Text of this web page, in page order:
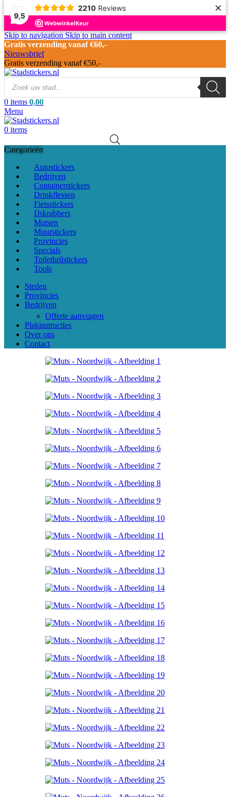
9,5
2210 Reviews ×
Skip to navigationSkip to main content
Gratis verzending vanaf €60,-
Nieuwsbrief
Gratis verzending vanaf €50,-
0 items 0,00
Menu
0 items
Categorieën
Autostickers
Bedrijven
Containerstickers
Drinkflessen
Fietsstickers
IJskrabbers
Mutsen
Muurstickers
Provincies
Specials
Toiletbrilstickers
Tools
Steden
Provincies
Bedrijven
Offerte aanvragen
Plakinstructies
Over ons
Contact